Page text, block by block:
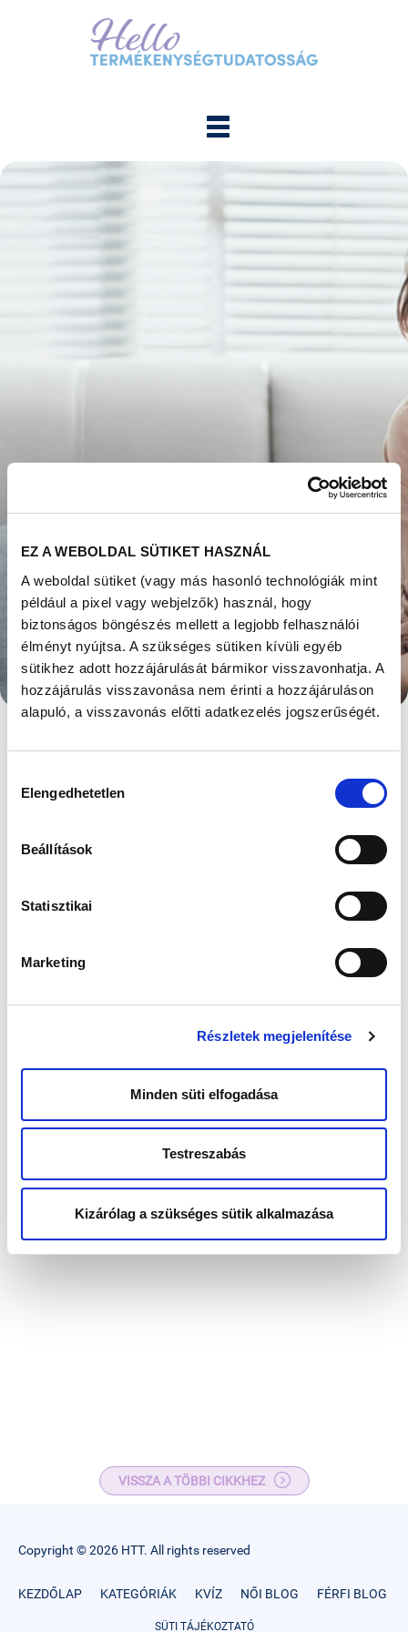
EZ A WEBOLDAL SÜTIKET HASZNÁL
A weboldal sütiket (vagy más hasonló technológiák mint
például a pixel vagy webjelzők) használ, hogy
biztonságos böngészés mellett a legjobb felhasználói
élményt nyújtsa. A szükséges sütiken kívüli egyéb
sütikhez adott hozzájárulását bármikor visszavonhatja. A
hozzájárulás visszavonása nem érinti a hozzájáruláson
alapuló, a visszavonás előtti adatkezelés jogszerűségét.
kiválasztása
Elengedhetetlen
Beállítások
Statisztikai
Marketing
Részletek megjelenítése
Minden süti elfogadása
Testreszabás
Kizárólag a szükséges sütik alkalmazása
MIT (T)EGYEK, HA
BABÁT SZERETNÉK?
A DIETETIKUS
VÁLASZOL
VISSZA A TÖBBI CIKKHEZ
Copyright © 2026 HTT. All rights reserved
KEZDŐLAP KATEGÓRIÁK KVÍZ NŐI BLOG FÉRFI BLOG
SÜTI TÁJÉKOZTATÓ